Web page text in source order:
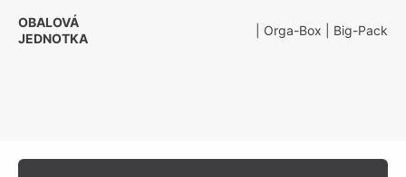
OBALOVÁ
JEDNOTKA
| Orga-Box | Big-Pack